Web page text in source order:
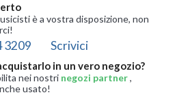
è a vostra disposizione, non
3209 Scrivici
in un vero negozio?
nei nostri negozi partner,
usato!